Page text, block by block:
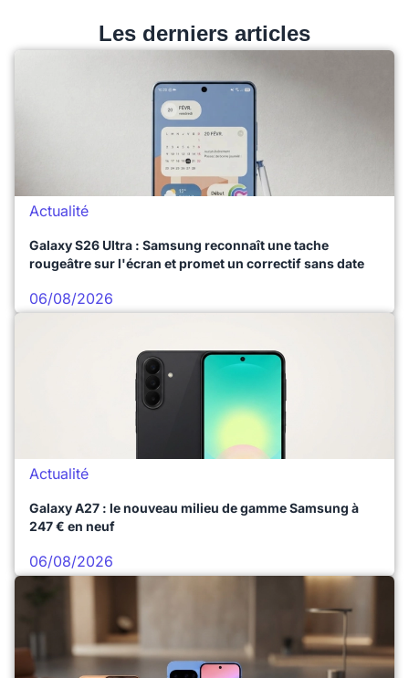
Les derniers articles
Actualité
Galaxy S26 Ultra : Samsung reconnaît une tache
rougeâtre sur l'écran et promet un correctif sans date
06/08/2026
Actualité
Galaxy A27 : le nouveau milieu de gamme Samsung à
247 € en neuf
06/08/2026